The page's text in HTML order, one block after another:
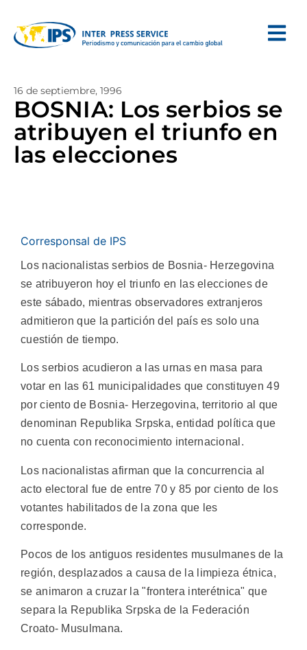
16 de septiembre, 1996
BOSNIA: Los serbios se
atribuyen el triunfo en
las elecciones
Corresponsal de IPS
Los nacionalistas serbios de Bosnia- Herzegovina
se atribuyeron hoy el triunfo en las elecciones de
este sábado, mientras observadores extranjeros
admitieron que la partición del país es solo una
cuestión de tiempo.
Los serbios acudieron a las urnas en masa para
votar en las 61 municipalidades que constituyen 49
por ciento de Bosnia- Herzegovina, territorio al que
denominan Republika Srpska, entidad política que
no cuenta con reconocimiento internacional.
Los nacionalistas afirman que la concurrencia al
acto electoral fue de entre 70 y 85 por ciento de los
votantes habilitados de la zona que les
corresponde.
Pocos de los antiguos residentes musulmanes de la
región, desplazados a causa de la limpieza étnica,
se animaron a cruzar la "frontera interétnica" que
separa la Republika Srpska de la Federación
Croato- Musulmana.